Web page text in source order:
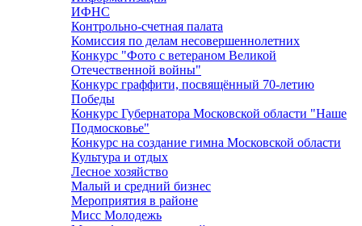
ИФНС
Контрольно-счетная палата
Комиссия по делам несовершеннолетних
Конкурс "Фото с ветераном Великой
Отечественной войны"
Конкурс граффити, посвящённый 70-летию
Победы
Конкурс Губернатора Московской области "Наше
Подмосковье"
Конкурс на создание гимна Московской области
Культура и отдых
Лесное хозяйство
Малый и средний бизнес
Мероприятия в районе
Мисс Молодежь